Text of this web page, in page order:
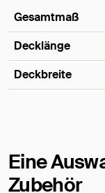
Gesamtmaß
Decklänge
Deckbreite
Eine
Zubehör